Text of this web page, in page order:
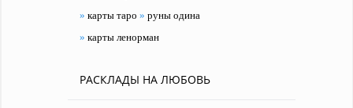
»карты таро »руны одина
»карты ленорман
РАСКЛАДЫ НА ЛЮБОВЬ